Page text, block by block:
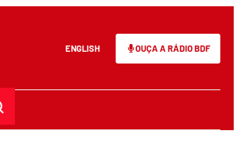
ENGLISH OUÇA A RÁDIO BDF